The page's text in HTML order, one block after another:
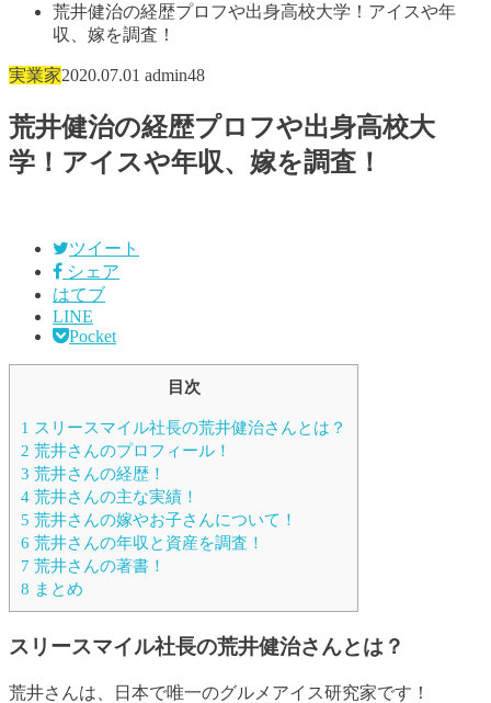
荒井健治の経歴プロフや出身高校大学！アイスや年
収、嫁を調査！
実業家2020.07.01 admin48
荒井健治の経歴プロフや出身高校大
学！アイスや年収、嫁を調査！
ツイート
シェア
はてブ
LINE
Pocket
目次
1 スリースマイル社長の荒井健治さんとは？
2 荒井さんのプロフィール！
3 荒井さんの経歴！
4 荒井さんの主な実績！
5 荒井さんの嫁やお子さんについて！
6 荒井さんの年収と資産を調査！
7 荒井さんの著書！
8 まとめ
スリースマイル社長の荒井健治さんとは？
荒井さんは、日本で唯一のグルメアイス研究家です！